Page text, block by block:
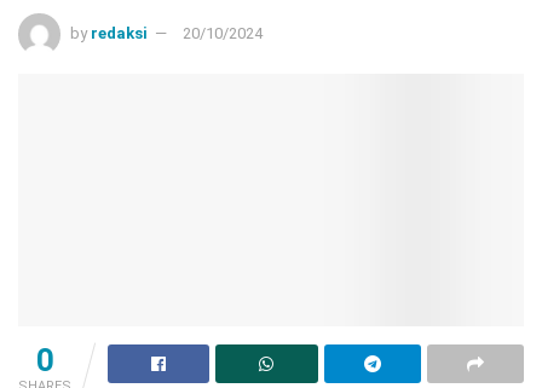
by redaksi 20/10/2024
0